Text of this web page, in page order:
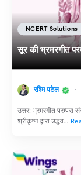
NCERT Solutions
सूर की भ्रमरगीत
रश्मि पटेल
उत्तर: भ्रमरगीत
श्रीकृष्ण द्वारा उद्धव…